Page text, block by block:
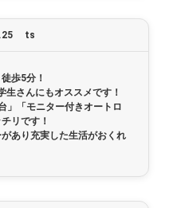
ts
歩5分！
さんにもオススメです！
」「モニター付きオートロ
リです！
あり充実した生活がおくれ